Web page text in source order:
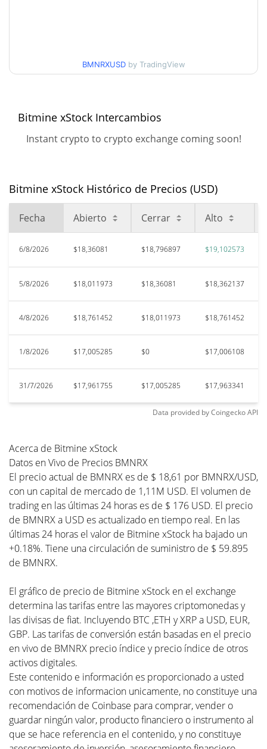
Máximo histórico
ene. 21, 2026 (6 months
38.53%
jun. 26, 2026 (1 months ago)
44.22%
BMNRXUSD by TradingView
Bitmine xStock Intercambios
Instant crypto to crypto exchange coming soon!
Bitmine xStock Histórico de Precios (USD)
Fecha Abierto Cerrar Alto
6/8/2026 $18,36081 $18,796897 $19,102573
5/8/2026 $18,011973 $18,36081 $18,362137
4/8/2026 $18,761452 $18,011973 $18,761452
1/8/2026 $17,005285 $0 $17,006108
31/7/2026 $17,961755 $17,005285 $17,963341
Data provided byCoingeckoAPI
Acerca de Bitmine xStock
Datos en Vivo de Precios BMNRX
El precio actual de BMNRX es de $ 18,61 por BMNRX/USD,
con un capital de mercado de 1,11M USD. El volumen de
trading en las últimas 24 horas es de $ 176 USD. El precio
de BMNRX a USD es actualizado en tiempo real. En las
últimas 24 horas el valor de Bitmine xStock ha bajado un
+0.18%. Tiene una circulación de suministro de $ 59.895
de BMNRX.
El gráfico de precio de Bitmine xStock en el exchange
determina las tarifas entre las mayores criptomonedas y
las divisas de fiat. Incluyendo BTC ,ETH y XRP a USD, EUR,
GBP. Las tarifas de conversión están basadas en el precio
en vivo de BMNRX precio índice y precio índice de otros
activos digitales.
Este contenido e información es proporcionado a usted
con motivos de informacion unicamente, no constituye una
recomendación de Coinbase para comprar, vender o
guardar ningún valor, producto financiero o instrumento al
que se hace referencia en el contenido, y no constituye